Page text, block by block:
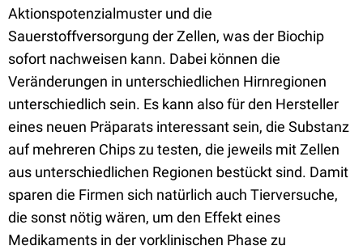
Aktionspotenzialmuster und die
Sauerstoffversorgung der Zellen, was der Biochip
sofort nachweisen kann. Dabei können die
Veränderungen in unterschiedlichen Hirnregionen
unterschiedlich sein. Es kann also für den Hersteller
eines neuen Präparats interessant sein, die Substanz
auf mehreren Chips zu testen, die jeweils mit Zellen
aus unterschiedlichen Regionen bestückt sind. Damit
sparen die Firmen sich natürlich auch Tierversuche,
die sonst nötig wären, um den Effekt eines
Medikaments in der vorklinischen Phase zu